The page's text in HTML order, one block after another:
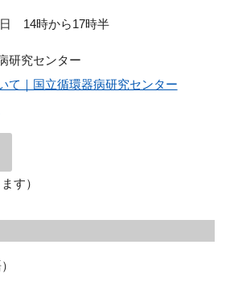
14時から17時半
研究センター
て｜国立循環器病研究センター
す）